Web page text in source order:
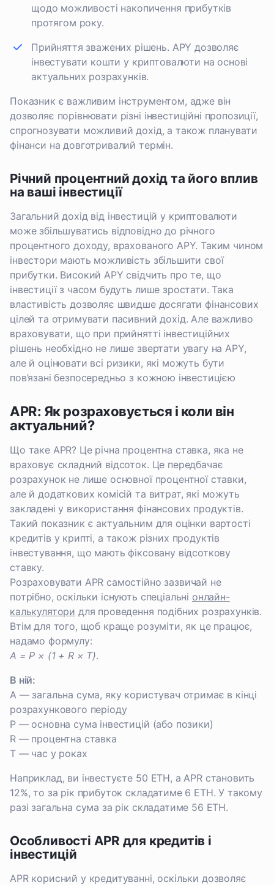
щодо можливості накопичення прибутків
протягом року.
Прийняття зважених рішень. APY дозволяє
інвестувати кошти у криптовалюти на основі
актуальних розрахунків.
Показник є важливим інструментом, адже він
дозволяє порівнювати різні інвестиційні пропозиції,
спрогнозувати можливий дохід, а також планувати
фінанси на довготривалий термін.
Річний процентний дохід та його вплив
на ваші інвестиції
Загальний дохід від інвестицій у криптовалюти
може збільшуватись відповідно до річного
процентного доходу, врахованого APY. Таким чином
інвестори мають можливість збільшити свої
прибутки. Високий APY свідчить про те, що
інвестиції з часом будуть лише зростати. Така
властивість дозволяє швидше досягати фінансових
цілей та отримувати пасивний дохід. Але важливо
враховувати, що при прийнятті інвестиційних
рішень необхідно не лише звертати увагу на APY,
але й оцінювати всі ризики, які можуть бути
пов’язані безпосередньо з кожною інвестицією
APR: Як розраховується і коли він
актуальний?
Що таке APR? Це річна процентна ставка, яка не
враховує складний відсоток. Це передбачає
розрахунок не лише основної процентної ставки,
але й додаткових комісій та витрат, які можуть
закладені у використання фінансових продуктів.
Такий показник є актуальним для оцінки вартості
кредитів у крипті, а також різних продуктів
інвестування, що мають фіксовану відсоткову
ставку.
Розраховувати APR самостійно зазвичай не
потрібно, оскільки існують спеціальні онлайн-
калькулятори для проведення подібних розрахунків.
Втім для того, щоб краще розуміти, як це працює,
надамо формулу:
A = P × (1 + R × T).
В ній:
А — загальна сума, яку користувач отримає в кінці
розрахункового періоду
P — основна сума інвестицій (або позики)
R — процентна ставка
T — час у роках
Наприклад, ви інвестуєте 50 ETH, а APR становить
12%, то за рік прибуток складатиме 6 ETH. У такому
разі загальна сума за рік складатиме 56 ETH.
Особливості APR для кредитів і
інвестицій
APR корисний у кредитуванні, оскільки дозволяє